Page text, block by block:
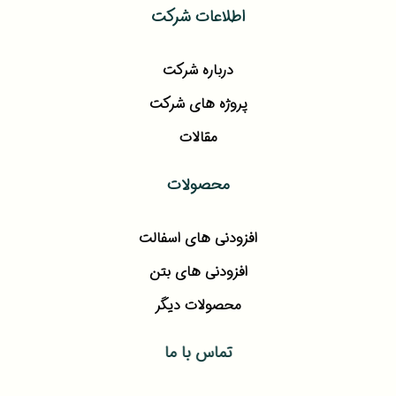
اطلاعات شرکت
درباره شرکت
پروژه های شرکت
مقالات
محصولات
افزودنی های اسفالت
افزودنی های بتن
محصولات دیگر
تماس با ما